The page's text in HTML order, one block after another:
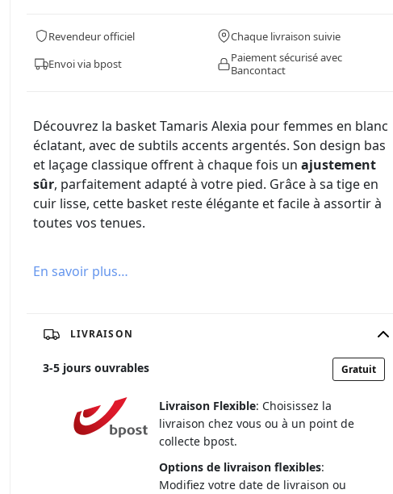
Revendeur officiel
Chaque livraison suivie
Envoi via bpost
Paiement sécurisé avec
Bancontact
Découvrez la basket Tamaris Alexia pour femmes en blanc
éclatant, avec de subtils accents argentés. Son design bas
et laçage classique offrent à chaque fois un ajustement
sûr, parfaitement adapté à votre pied. Grâce à sa tige en
cuir lisse, cette basket reste élégante et facile à assortir à
toutes vos tenues.
En savoir plus…
LIVRAISON
3-5 jours ouvrables Gratuit
Livraison Flexible: Choisissez la
livraison chez vous ou à un point de
collecte bpost.
Options de livraison flexibles:
Modifiez votre date de livraison ou